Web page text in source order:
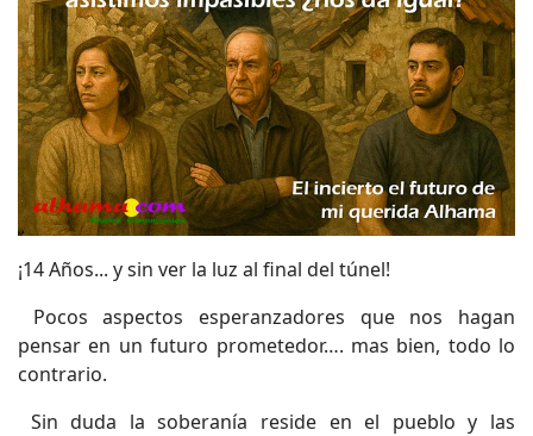
¡14 Años... y sin ver la luz al final del túnel!
Pocos aspectos esperanzadores que nos hagan
pensar en un futuro prometedor…. mas bien, todo lo
contrario.
Sin duda la soberanía reside en el pueblo y las